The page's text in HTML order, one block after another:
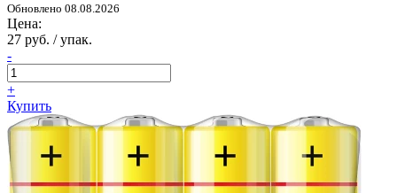
Обновлено 08.08.2026
Цена:
27 руб. / упак.
-
+
Купить